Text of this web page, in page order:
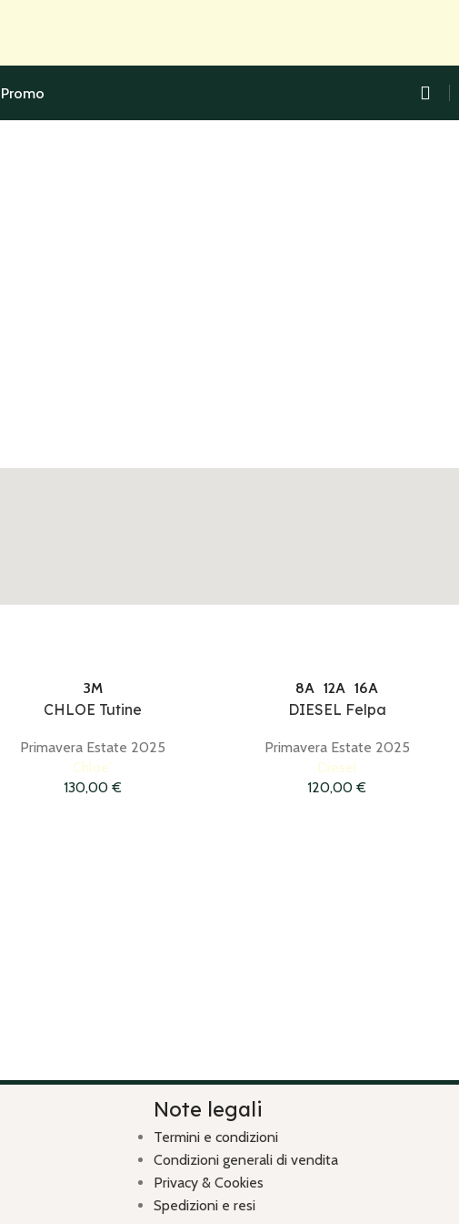
Promo
3M
CHLOE Tutine
Primavera Estate 2025
Chloe'
130,00 €
8A 12A 16A
DIESEL Felpa
Primavera Estate 2025
Diesel
120,00€
Note legali
Termini e condizioni
Condizioni generali di vendita
Privacy & Cookies
Spedizioni e resi